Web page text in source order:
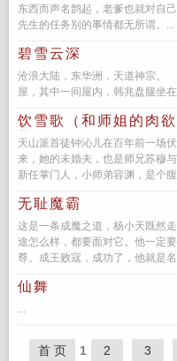
东西而声名鹊起，老爹也就对自
先生的任务别的事情都无所谓。...
碧雪云深
沧浪大陆，东华洲，天道神宗
屋，其中一间屋内，韩兆盘腿坐
饮雪歌（和师姐的肉
修）
天山派首徒钟沁儿在百年前一场
来，她的未婚夫，也是师兄苏穆
新任掌门人，小师弟容渊，是
无耻魔霸
这是一条成魔之道，杨小天既然
途怎么样，都要面对它。他一定
尊。成王败寇，成功了，他就是
仙舞
...
首 页 1 2 3